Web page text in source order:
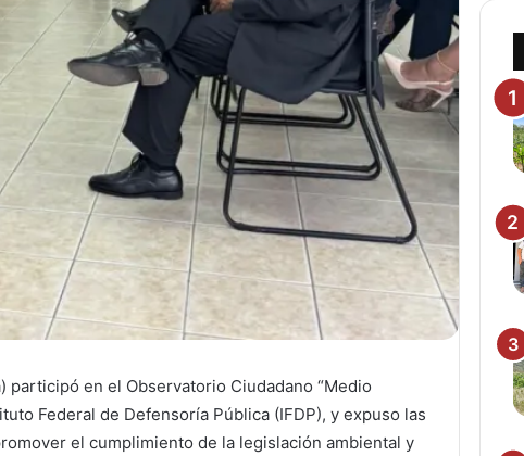
en el Observatorio Ciudadano “Medio
Federal de Defensoría Pública (IFDP), y expuso las
el cumplimiento de la legislación ambiental y